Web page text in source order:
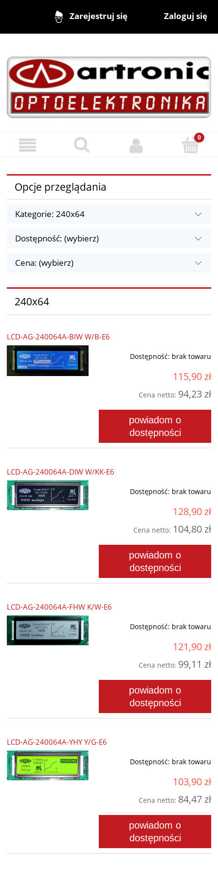
Zarejestruj się Zaloguj się
Opcje przeglądania
Kategorie: 240x64
Dostępność: (wybierz)
Cena: (wybierz)
240x64
LCD-AG-240064A-BIW W/B-E6
Dostępność: brak towaru
115,90 zł
Cena netto: 94,23 zł
powiadom o
dostępności
LCD-AG-240064A-DIW W/KK-E6
Dostępność: brak towaru
128,90 zł
Cena netto: 104,80 zł
powiadom o
dostępności
LCD-AG-240064A-FHW K/W-E6
Dostępność: brak towaru
121,90 zł
Cena netto: 99,11 zł
powiadom o
dostępności
LCD-AG-240064A-YHY Y/G-E6
Dostępność: brak towaru
103,90 zł
Cena netto: 84,47 zł
powiadom o
dostępności